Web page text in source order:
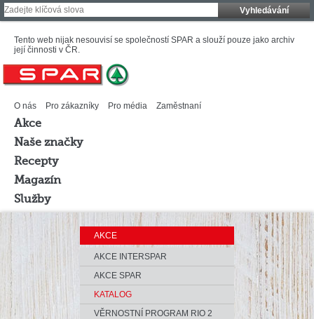
Vyhledávání
Tento web nijak nesouvisí se společností SPAR a slouží pouze jako archiv
její činnosti v ČR.
O nás Pro zákazníky Pro média Zaměstnaní
Akce
Naše značky
Recepty
Magazín
Služby
AKCE
AKCE INTERSPAR
AKCE SPAR
KATALOG
VĚRNOSTNÍ PROGRAM RIO 2